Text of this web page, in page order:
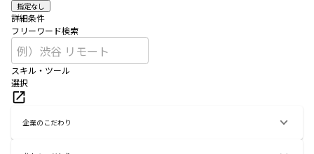
指定なし
詳細条件
フリーワード検索
スキル・ツール
選択
企業のこだわり